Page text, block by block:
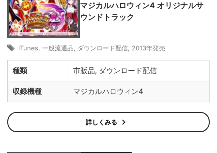
マジカルハロウィン4 オリジナルサ
ウンドトラック
iTunes 一般流通品 ダウンロード配信 2013年発売
種類 市販品, ダウンロード配信
収録機種 マジカルハロウィン4
詳しくみる